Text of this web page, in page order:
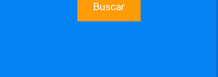
Buscar